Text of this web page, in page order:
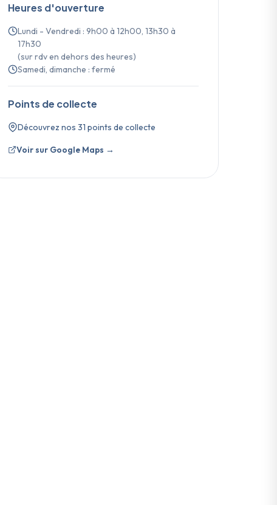
Heures d'ouverture
Lundi - Vendredi : 9h00 à 12h00, 13h30 à
17h30
(sur rdv en dehors des heures)
Samedi, dimanche : fermé
Points de collecte
Découvrez nos 31 points de collecte
Voir sur Google Maps →